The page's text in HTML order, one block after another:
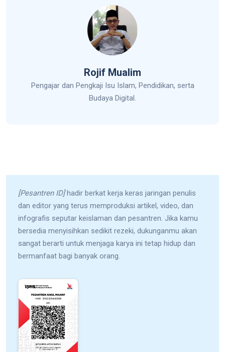
Rojif Mualim
Pengajar dan Pengkaji Isu Islam, Pendidikan, serta
Budaya Digital.
[Pesantren ID]hadir berkat kerja keras jaringan penulis
dan editor yang terus memproduksi artikel, video, dan
infografis seputar keislaman dan pesantren. Jika kamu
bersedia menyisihkan sedikit rezeki, dukunganmu akan
sangat berarti untuk menjaga karya ini tetap hidup dan
bermanfaat bagi banyak orang.